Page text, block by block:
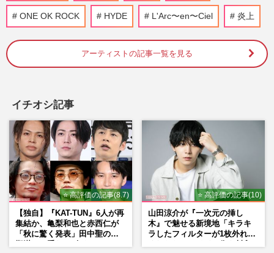
『嵐』経済効果1000億円ラストツアー後、
松本潤は若手育成に尽力・大野智は沖縄で
自由人、解散後の5色の未…
週刊女性2026年2月17日号 2026/7/16
復活”で目指す「デビュー45…
週刊女性2026年7月21日号
加藤登紀子「偶然に導かれ…」河島英五さ
んやオノ・ヨーコ、中島みゆきとも交流…
明かしたレジェンドたちと…
週刊女性2026年6月30日号 2026/6/28
ONE OK ROCK HYDE L'Arc〜en〜Ciel 炎上
アーティストの記事一覧を見る
イチオシ記事
⭐ 高評価の記事(8.7)
【独自】『KAT-TUN』6人が再
集結か、亀梨和也と赤西仁が
「秋に驚く発表」田中聖の刑
⭐ 高評価の記事(10)
山田涼介が『一次元の挿し
木』で魅せる新境地「キラキ
ラしたフィルターが1枚外れて